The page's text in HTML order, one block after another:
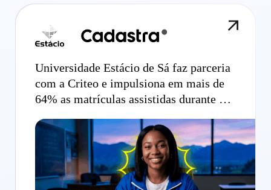
Universidade Estácio de Sá faz parceria
com a Criteo e impulsiona em mais de
64% as matrículas assistidas durante o